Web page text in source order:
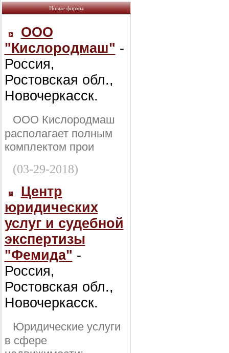
Новые фирмы
ООО
"Кислородмаш" -
Россия,
Ростовская обл.,
Новочеркасск.
ООО Кислородмаш
располагает полным
комплектом прои
(03-29-2018)
Центр
юридических
услуг и судебной
экспертизы
"Фемида" -
Россия,
Ростовская обл.,
Новочеркасск.
Юридические услуги
в сфере